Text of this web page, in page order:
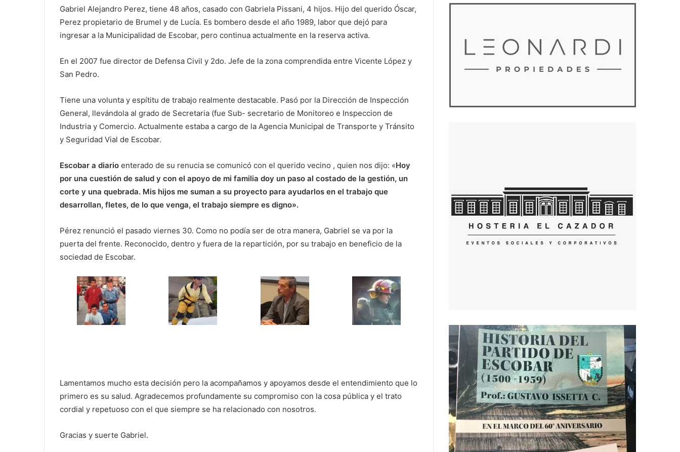
Gabriel Alejandro Perez, tiene 48 años, casado con Gabriela Pissani, 4 hijos. Hijo del querido Óscar,
Perez propietario de Brumel y de Lucía. Es bombero desde el año 1989, labor que dejó para
ingresar a la Municipalidad de Escobar, pero continua actualmente en la reserva activa.
En el 2007 fue director de Defensa Civil y 2do. Jefe de la zona comprendida entre Vicente López y
San Pedro.
Tiene una volunta y espítitu de trabajo realmente destacable. Pasó por la Dirección de Inspección
General, llevándola al grado de Secretaria (fue Sub- secretario de Monitoreo e Inspeccion de
Industria y Comercio. Actualmente estaba a cargo de la Agencia Municipal de Transporte y Tránsito
y Seguridad Vial de Escobar.
Escobar a diario enterado de su renucia se comunicó con el querido vecino , quien nos dijo: «Hoy
por una cuestión de salud y con el apoyo de mi familia doy un paso al costado de la gestión, un
corte y una quebrada. Mis hijos me suman a su proyecto para ayudarlos en el trabajo que
desarrollan, fletes, de lo que venga, el trabajo siempre es digno».
Pérez renunció el pasado viernes 30. Como no podía ser de otra manera, Gabriel se va por la
puerta del frente. Reconocido, dentro y fuera de la repartición, por su trabajo en beneficio de la
sociedad de Escobar.
Lamentamos mucho esta decisión pero la acompañamos y apoyamos desde el entendimiento que lo
primero es su salud. Agradecemos profundamente su compromiso con la cosa pública y el trato
cordial y repetuoso con el que siempre se ha relacionado con nosotros.
Gracias y suerte Gabriel.